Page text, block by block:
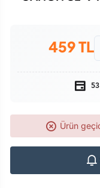
459TL
53
Ürün